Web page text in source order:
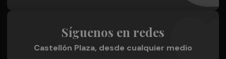
Síguenos en redes
Castellón Plaza, desde cualquier medio